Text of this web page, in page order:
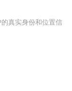
真实身份和位置信